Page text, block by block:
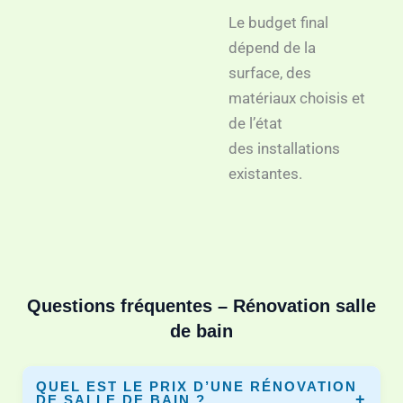
Le budget final
dépend de la
surface, des
matériaux choisis et
de l’état
des installations
existantes.
Questions fréquentes – Rénovation salle
de bain
QUEL EST LE PRIX D’UNE RÉNOVATION